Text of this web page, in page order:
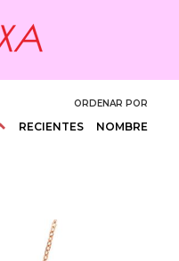
ORDENAR POR
RECIENTES NOMBRE